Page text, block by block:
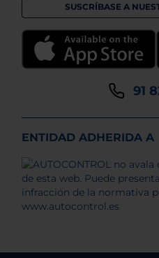
SUSCRÍBASE A
91
ENTIDAD ADHERIDA A